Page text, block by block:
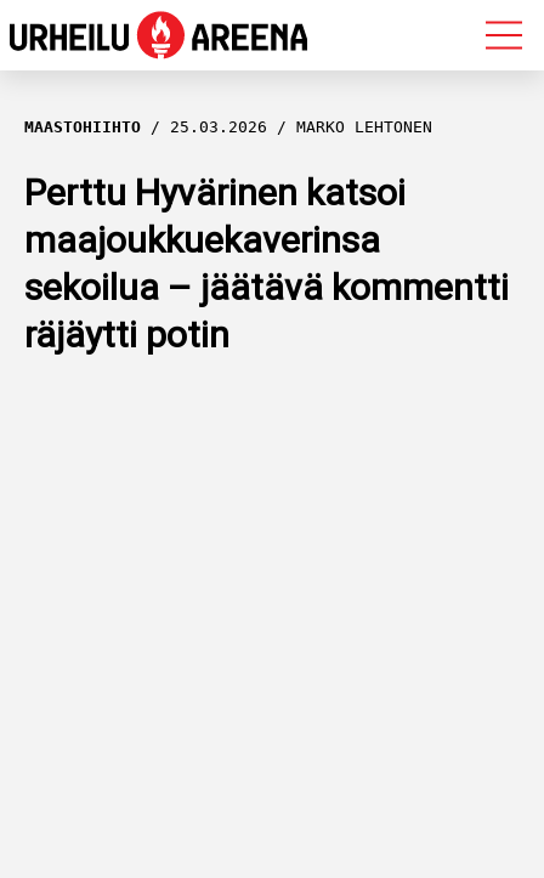
OLYMPIALAISET
MAASTOHIIHTO
AMPUMAHIIHTO
YLEISURHEILU
MAASTOHIIHTO 25.03.2026 MARKO LEHTONEN
Perttu Hyvärinen katsoi
maajoukkuekaverinsa
sekoilua – jäätävä kommentti
räjäytti potin